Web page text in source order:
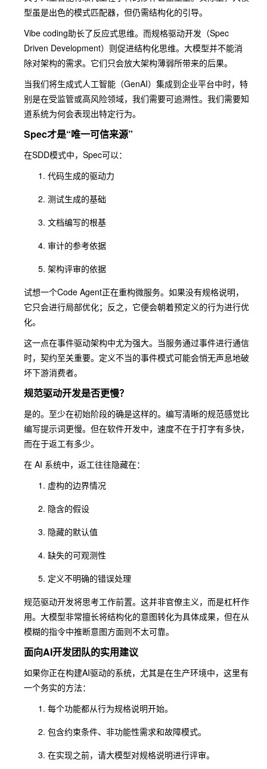
型虽是出色的模式匹配器，但仍需结构化的引导。
Vibe coding助长了反应式思维。而规格驱动开发（Spec
Driven Development）则促进结构化思维。大模型并不能消
除对架构的需求。它们只会放大架构薄弱所带来的后果。
当我们将生成式人工智能（GenAI）集成到企业平台中时，特
别是在受监管或高风险领域，我们需要可追溯性。我们需要知
道系统为何会表现出特定行为。
Spec才是“唯一可信来源”
在SDD模式中，Spec可以：
代码生成的驱动力
测试生成的基础
文档编写的根基
审计的参考依据
架构评审的依据
试想一个Code Agent正在重构微服务。如果没有规格说明，
它只会进行局部优化；反之，它便会朝着预定义的行为进行优
化。
这一点在事件驱动架构中尤为强大。当服务通过事件进行通信
时，契约至关重要。定义不当的事件模式可能会悄无声息地破
坏下游消费者。
规范驱动开发是否更慢？
是的。至少在初始阶段的确是这样的。编写清晰的规范感觉比
编写提示词更慢。但在软件开发中，速度不在于打字有多快，
而在于返工有多少。
在 AI 系统中，返工往往隐藏在：
虚构的边界情况
隐含的假设
隐藏的默认值
缺失的可观测性
定义不明确的错误处理
规范驱动开发将思考工作前置。这并非官僚主义，而是杠杆作
用。大模型非常擅长将结构化的意图转化为具体成果，但在从
模糊的指令中推断意图方面则不太可靠。
面向AI开发团队的实用建议
如果你正在构建AI驱动的系统，尤其是在生产环境中，这里有
一个务实的方法：
每个功能都从行为规格说明开始。
包含约束条件、非功能性需求和故障模式。
在实现之前，请大模型对规格说明进行评审。